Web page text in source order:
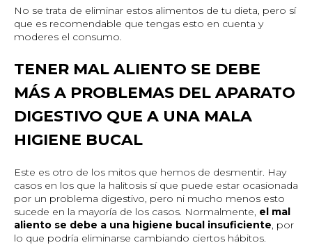
No se trata de eliminar estos alimentos de tu dieta, pero sí
que es recomendable que tengas esto en cuenta y
moderes el consumo.
TENER MAL ALIENTO SE DEBE
MÁS A PROBLEMAS DEL APARATO
DIGESTIVO QUE A UNA MALA
HIGIENE BUCAL
Este es otro de los mitos que hemos de desmentir. Hay
casos en los que la halitosis sí que puede estar ocasionada
por un problema digestivo, pero ni mucho menos esto
sucede en la mayoría de los casos. Normalmente, el mal
aliento se debe a una higiene bucal insuficiente , por
lo que podría eliminarse cambiando ciertos hábitos.